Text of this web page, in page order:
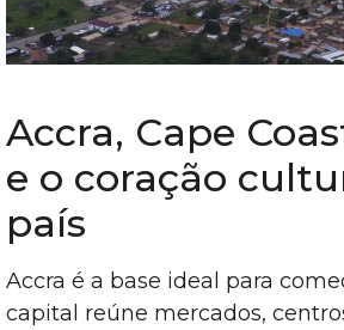
Accra, Cape
e o coração
país
Accra é a base ideal para
capital reúne mercados,